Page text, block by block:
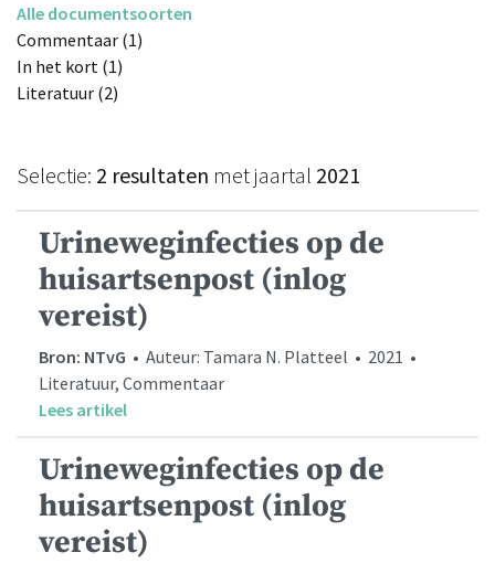
Alle documentsoorten
Commentaar (1)
In het kort (1)
Literatuur (2)
Selectie: 2 resultaten met jaartal 2021
Urineweginfecties op de
huisartsenpost (inlog
vereist)
Bron: NTvG • Auteur: Tamara N. Platteel • 2021 •
Literatuur, Commentaar
Lees artikel
Urineweginfecties op de
huisartsenpost (inlog
vereist)